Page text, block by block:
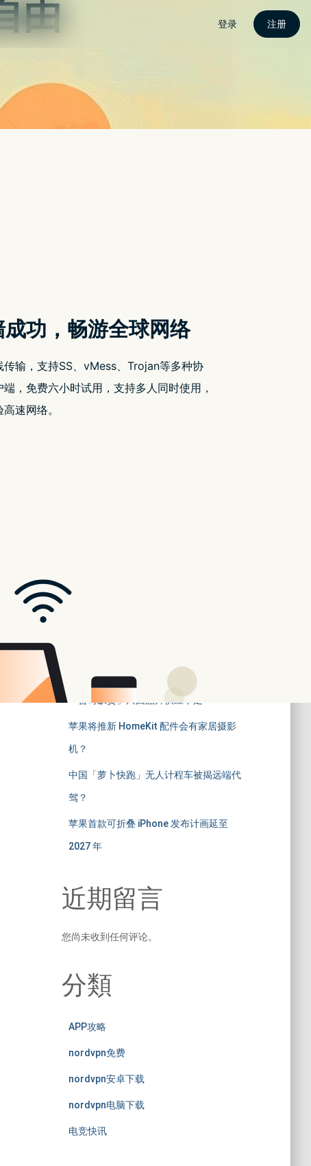
联络我
一键 AI 修图，每个人都能成为修图大师（WINDOWS / MAC）
与 TIKTOK 等新社群竞争
小彩蛋！电
烧而生」
近期文章
分析指 Mate 70 系列热潮不如预期
「暂时缺货」只因晶片供应不足
苹果将推新 HomeKit 配件会有家居摄影
机？
中国「萝卜快跑」无人计程车被揭远端代
驾？
苹果首款可折叠 iPhone 发布计画延至
2027 年
近期留言
您尚未收到任何评论。
分類
APP攻略
nordvpn免费
nordvpn安卓下载
nordvpn电脑下载
电竞快讯